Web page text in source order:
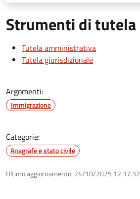
Strumenti di tutela
Tutela amministrativa
Tutela giurisdizionale
Argomenti:
Immigrazione
Categorie:
Anagrafe e stato civile
Ultimo aggiornamento: 24/10/2025 12:37.32